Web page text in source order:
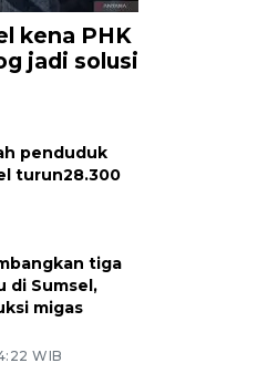
kena PHK
jadi solusi
penduduk
turun28.300
tiga
di Sumsel,
migas
WIB